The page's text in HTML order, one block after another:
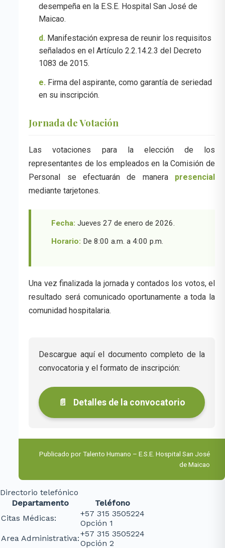
desempeña en la E.S.E. Hospital San José de
Maicao.
d. Manifestación expresa de reunir los requisitos
señalados en el Artículo 2.2.14.2.3 del Decreto
1083 de 2015.
e. Firma del aspirante, como garantía de seriedad
en su inscripción.
Jornada de Votación
Las votaciones para la elección de los
representantes de los empleados en la Comisión de
Personal se efectuarán de manera presencial
mediante tarjetones.
Fecha: Jueves 27 de enero de 2026.
Horario: De 8:00 a.m. a 4:00 p.m.
Una vez finalizada la jornada y contados los votos, el
resultado será comunicado oportunamente a toda la
comunidad hospitalaria.
Descargue aquí el documento completo de la
convocatoria y el formato de inscripción:
📄 Detalles de la convocatorio
Publicado por Talento Humano – E.S.E. Hospital San José
de Maicao
Directorio telefónico
Departamento
Teléfono
Citas Médicas:
+57 315 3505224
Opción 1
Area Administrativa:+57 315 3505224
Opción 2